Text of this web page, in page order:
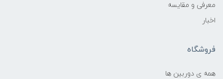
معرفی و مقایسه
اخبار
فروشگاه
همه ی دوربین ها